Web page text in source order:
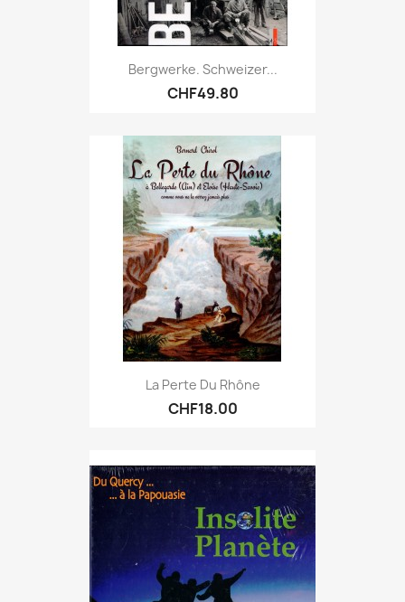
Bergwerke. Schweizer...
CHF49.80
La Perte Du Rhône
CHF18.00